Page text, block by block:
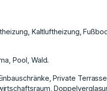
Kaltluftheizung,
Pool, Wald.
Private